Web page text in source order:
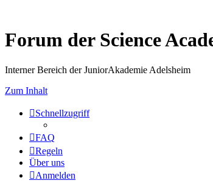
Forum der Science
Interner Bereich der JuniorAkademie Adelsheim
Zum Inhalt
Schnellzugriff
FAQ
Regeln
Über uns
Anmelden